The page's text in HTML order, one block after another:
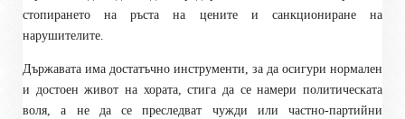
стопирането на ръста на цените и санкциониране на
нарушителите.
Държавата има достатъчно инструменти, за да осигури нормален
и достоен живот на хората, стига да се намери политическата
воля, а не да се преследват чужди или частно-партийни